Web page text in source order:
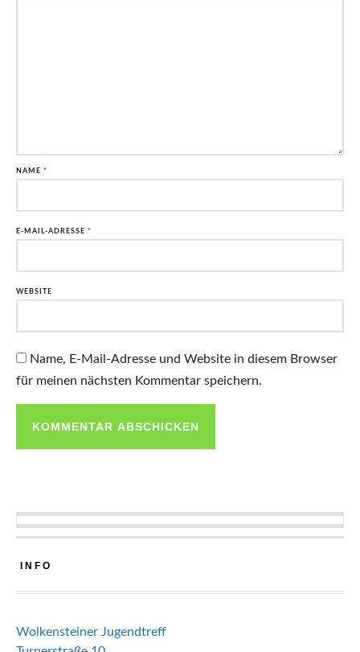
NAME *
E-MAIL-ADRESSE *
WEBSITE
Name, E-Mail-Adresse und Website in diesem Browser
für meinen nächsten Kommentar speichern.
INFO
Wolkensteiner Jugendtreff